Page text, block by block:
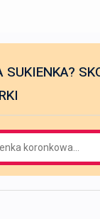
SUKIENKA?